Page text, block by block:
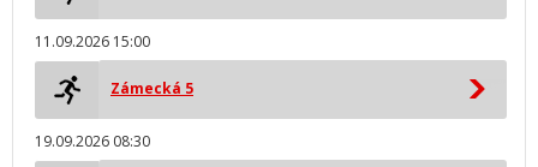
11.09.2026 15:00
Zámecká 5
19.09.2026 08:30